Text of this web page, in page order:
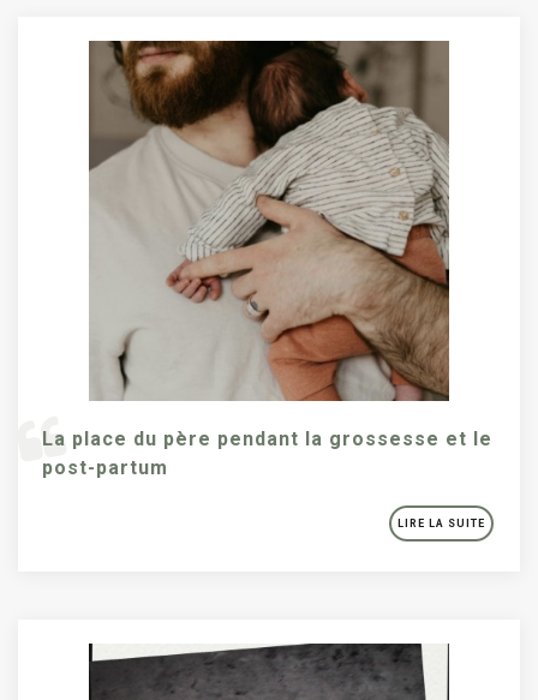
La place du père pendant la grossesse et le
post-partum
LIRE LA SUITE